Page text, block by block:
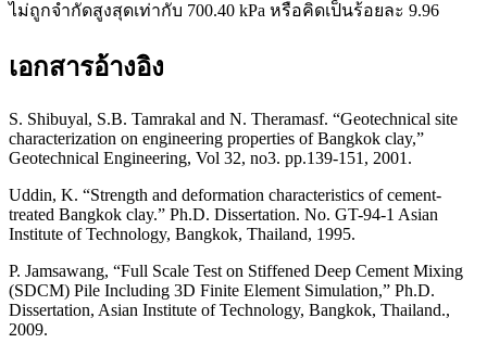
ไม่ถูกจำกัดสูงสุดเท่ากับ 700.40 kPa หรือคิดเป็นร้อยละ 9.96
เอกสารอ้างอิง
S. Shibuyal, S.B. Tamrakal and N. Theramasf. “Geotechnical site
characterization on engineering properties of Bangkok clay,”
Geotechnical Engineering, Vol 32, no3. pp.139-151, 2001.
Uddin, K. “Strength and deformation characteristics of cement-
treated Bangkok clay.” Ph.D. Dissertation. No. GT-94-1 Asian
Institute of Technology, Bangkok, Thailand, 1995.
P. Jamsawang, “Full Scale Test on Stiffened Deep Cement Mixing
(SDCM) Pile Including 3D Finite Element Simulation,” Ph.D.
Dissertation, Asian Institute of Technology, Bangkok, Thailand.,
2009.